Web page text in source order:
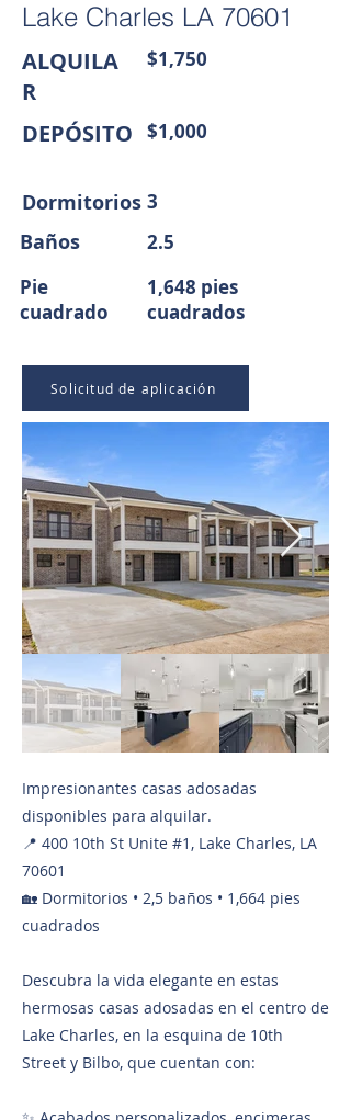
Lake Charles LA 70601
ALQUILA
R
DEPÓSITO
$1,750
$1,000
Dormitorios 3
Baños
2.5
Pie
cuadrado
1,648 pies
cuadrados
Solicitud de aplicación
Impresionantes casas adosadas
disponibles para alquilar.
📍 400 10th St Unite #1, Lake Charles, LA
70601
🏡 Dormitorios • 2,5 baños • 1,664 pies
cuadrados
Descubra la vida elegante en estas
hermosas casas adosadas en el centro de
Lake Charles, en la esquina de 10th
Street y Bilbo, que cuentan con: